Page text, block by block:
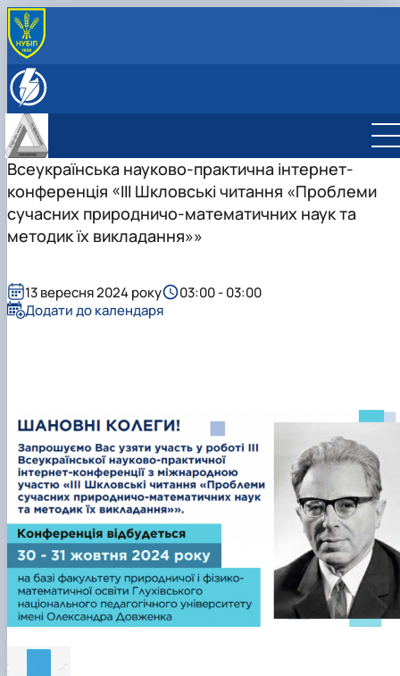
ПРО КАФЕДРУ
Навчально-методичне забезпечення дисциплін:
Сертифікатні програми
СПЕЦІАЛЬНІ РОЗДІЛИ ВИЩОЇ
МАТЕМАТИКИ
МАТЕМАТИЧНА СТАТИСТИКА:
ТА МЕТОДИ
НАУКОВИЙ ГУРТОК «МАТЕМАТИКА У СВІТІ
ТЕХНОЛОГІЙ»
НАУКОВИЙ ГУРТОК «НЕСТАНДАРТНІ
МАТЕМАТИЧНІ ЗАДАЧІ»
НАУКОВИЙ ГУРТОК «СУЧАСНІ
НАУКОВИЙ ГУРТОК "МАТЕМАТИЧНІ
В ЕНЕРГЕТИЦІ"
Всеукраїнська науково-практична інтернет-
конференція «ІІІ Шкловські читання «Проблеми
сучасних природничо-математичних наук та
методик їх викладання»»
13 вересня 2024 року
03:00 - 03:00
Додати до календаря